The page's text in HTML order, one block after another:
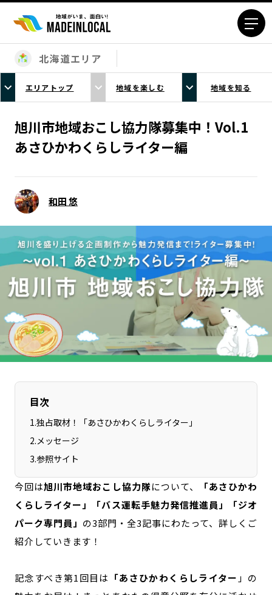
エリアから探す
北海道エリア
青森エリア
岩手エリア
宮城エリア
秋田エリア
山形エリア
福島エリア
茨城エリア
栃木エリア
群馬エリア
埼玉エリア
東京23区エリア
富山エリア
石川エリア
福井エリア
山梨エリア
長野エリア
岐阜エリア
愛知エリア
三重エリア
滋賀エリア
京都エリア
大阪市エリア
北摂エリア
堺・泉州エリア
河内エリア
兵庫エリア
奈良エリア
鳥取エリア
島根エリア
岡山エリア
山口エリア
香川エリア
愛媛エリア
高知エリア
福岡エリア
沖縄エリア
北海道エリア
エリアトップ 地域を楽しむ 地域を知る
旭川市地域おこし協力隊募集中！Vol.1
あさひかわくらしライター編
和田 悠
目次
1.独占取材！「あさひかわくらしライター」
2.メッセージ
3.参照サイト
今回は旭川市地域おこし協力隊について、
「あさひかわ
くらしライター」「バス運転手魅力発信推進員」「ジオ
パーク専門員」 の3部門・全3記事にわたって、詳しくご
紹介していきます！
記念すべき第1回目は 「あさひかわくらしライター 」の